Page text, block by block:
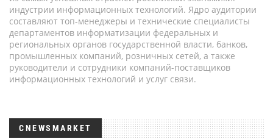
индустрии информационных технологий. Ядро аудитории
составляют топ-менеджеры и технические специалисты
департаментов информатизации федеральных и
региональных органов государственной власти, банков,
промышленных компаний, розничных сетей, а также
руководители и сотрудники компаний-поставщиков
информационных технологий и услуг связи.
CNEWSMARKET